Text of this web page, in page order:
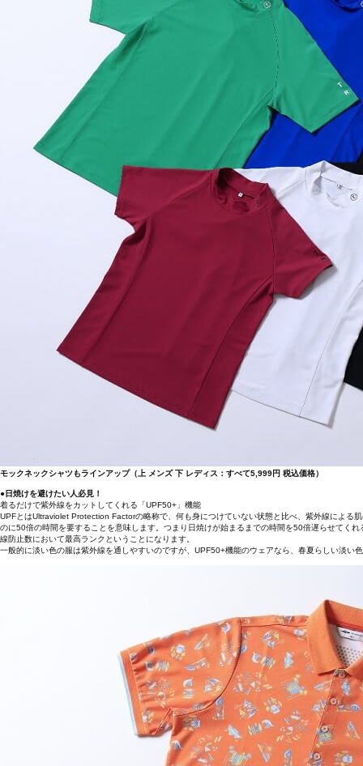
モックネックシャツもラインアップ（上 メンズ 下 レディス：すべて5,999円 税込価格）
●日焼けを避けたい人必見！
着るだけで紫外線をカットしてくれる「UPF50+」機能
UPFとはUltraviolet Protection Factorの略称で、何も身につけていない状態と比べ、紫外線による
のに50倍の時間を要することを意味します。つまり日焼けが始まるまでの時間を50倍遅らせてく
線防止数において最高ランクということになります。
一般的に淡い色の服は紫外線を通しやすいのですが、UPF50+機能のウェアなら、春夏らしい淡